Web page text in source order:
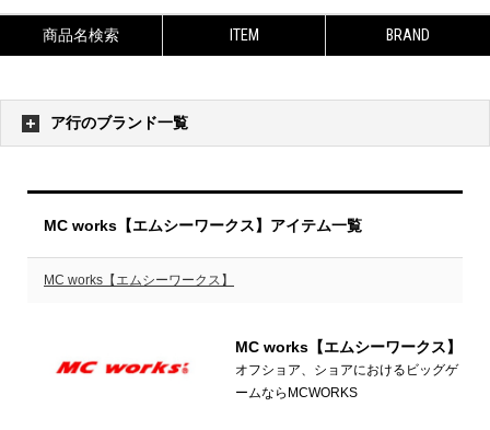
商品名検索 ITEM BRAND
ア行のブランド一覧
MC works【エムシーワークス】アイテム一覧
MC works【エムシーワークス】
MC works【エムシーワークス】
オフショア、ショアにおけるビッグゲ
ームならMCWORKS